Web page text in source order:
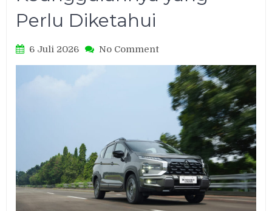
Perlu Diketahui
6 Juli 2026 No Commenton
FWD
Tidak
Kuat
Nanjak?
Fakta
Keunggulannya
yang
Perlu
Diketahui